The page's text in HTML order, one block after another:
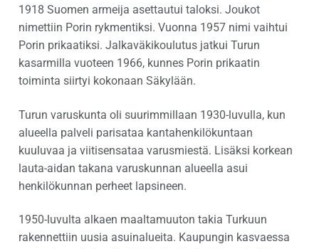
1918 Suomen armeija asettautui taloksi. Joukot
nimettiin Porin rykmentiksi. Vuonna 1957 nimi vaihtui
Porin prikaatiksi. Jalkaväkikoulutus jatkui Turun
kasarmilla vuoteen 1966, kunnes Porin prikaatin
toiminta siirtyi kokonaan Säkylään.
Turun varuskunta oli suurimmillaan 1930-luvulla, kun
alueella palveli parisataa kantahenkilökuntaan
kuuluvaa ja viitisensataa varusmiestä. Lisäksi korkean
lauta-aidan takana varuskunnan alueella asui
henkilökunnan perheet lapsineen.
1950-luvulta alkaen maaltamuuton takia Turkuun
rakennettiin uusia asuinalueita. Kaupungin kasvaessa